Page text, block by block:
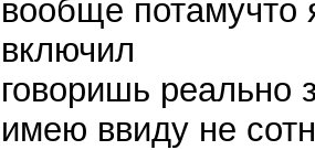
вообще потамучто
включил
говоришь реально
имею ввиду не